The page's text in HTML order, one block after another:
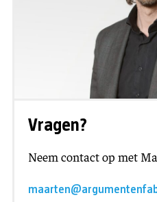
Vragen?
Neem contact op met